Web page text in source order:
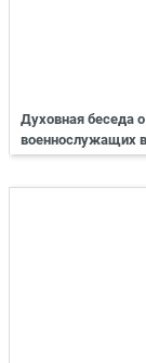
Духовная беседа
военнослужащих